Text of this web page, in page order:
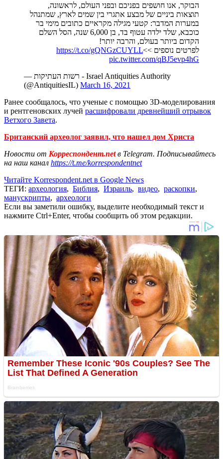
הבוקר, אנו חושפים בפניכם ובפני העולם, לראשונה,
תוצאות ביניים של מבצע אתגרי בין שמים לארץ, שמתנהל
במערות המדבר: קטעי מגילה מקראיים כתובים מימי בר
כוכבא, שלד ילדה עטוף בד, בן 6,000 שנה, הסל השלם
הקדום ביותר בעולם, והרבה יותר!
לפרטים נוספים >>https://t.co/gQNGzCUYLL
pic.twitter.com/qBJ5evp4hG
— רשות העתיקות - Israel Antiquities Authority
(@AntiquitiesIL) March 16, 2021
Ранее сообщалось, что ученые с помощью 3D-моделирования
и рентгеновских лучей расшифровали древнейший отрывок
Ветхого Завета.
Британский археолог заявил, что нашел дом Христа
Новости от Корреспондент.netв Telegram. Подписывайтесь
на наш канал https://t.me/korrespondentnet
Читайте Korrespondent.net в Google News
ТЕГИ: археология, Библия, Израиль, видео, раскопки,
манускрипты, археологи
Если вы заметили ошибку, выделите необходимый текст и
нажмите Ctrl+Enter, чтобы сообщить об этом редакции.